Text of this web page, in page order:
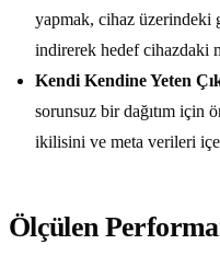
yapmak, cihaz üzerindeki
indirerek hedef cihazdaki
Kendi Kendine Yeten
sorunsuz bir dağıtım için
ikilisini ve meta verileri
Ölçülen